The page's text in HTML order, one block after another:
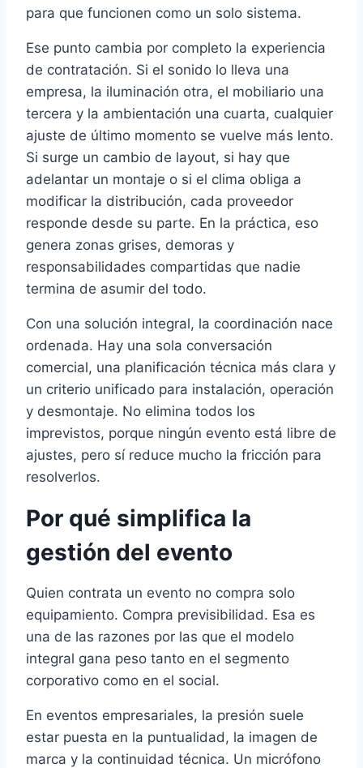
para que funcionen como un solo sistema.
Ese punto cambia por completo la experiencia
de contratación. Si el sonido lo lleva una
empresa, la iluminación otra, el mobiliario una
tercera y la ambientación una cuarta, cualquier
ajuste de último momento se vuelve más lento.
Si surge un cambio de layout, si hay que
adelantar un montaje o si el clima obliga a
modificar la distribución, cada proveedor
responde desde su parte. En la práctica, eso
genera zonas grises, demoras y
responsabilidades compartidas que nadie
termina de asumir del todo.
Con una solución integral, la coordinación nace
ordenada. Hay una sola conversación
comercial, una planificación técnica más clara y
un criterio unificado para instalación, operación
y desmontaje. No elimina todos los
imprevistos, porque ningún evento está libre de
ajustes, pero sí reduce mucho la fricción para
resolverlos.
Por qué simplifica la
gestión del evento
Quien contrata un evento no compra solo
equipamiento. Compra previsibilidad. Esa es
una de las razones por las que el modelo
integral gana peso tanto en el segmento
corporativo como en el social.
En eventos empresariales, la presión suele
estar puesta en la puntualidad, la imagen de
marca y la continuidad técnica. Un micrófono